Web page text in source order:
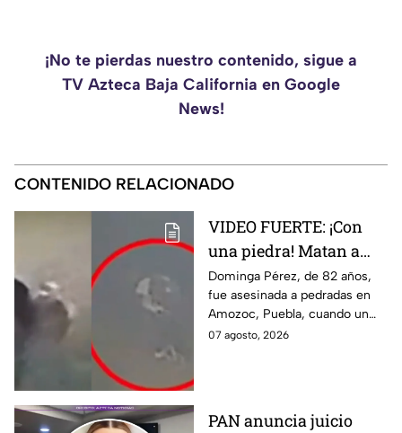
¡No te pierdas nuestro contenido, sigue a
TV Azteca Baja California en Google
News!
CONTENIDO RELACIONADO
VIDEO FUERTE: ¡Con
una piedra! Matan a
vendedora de cemitas
de 82 años mientras iba
a su casa
Dominga Pérez, de 82 años,
fue asesinada a pedradas en
Amozoc, Puebla, cuando un
sujeto le robó los 90 pesos
07 agosto, 2026
PAN anuncia juicio